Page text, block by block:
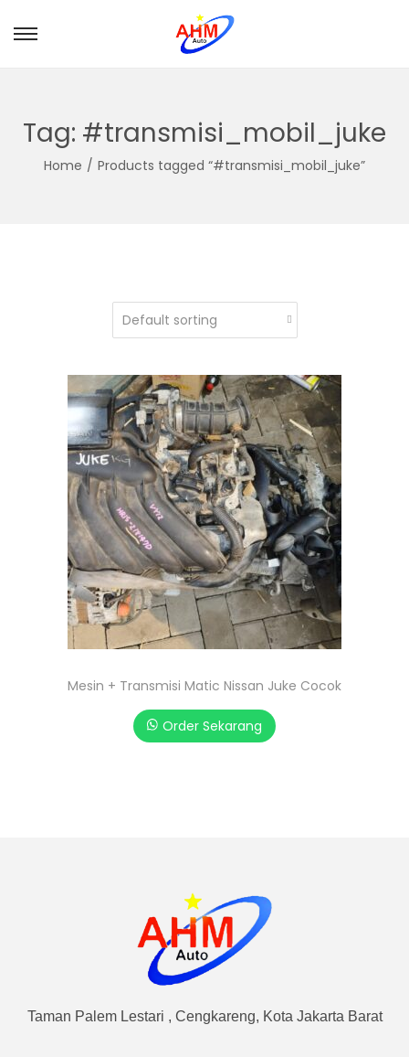
Tag: #transmisi_mobil_juke
Home / Products tagged “#transmisi_mobil_juke”
Mesin + Transmisi Matic Nissan Juke Cocok
Order Sekarang
Taman Palem Lestari , Cengkareng, Kota Jakarta Barat